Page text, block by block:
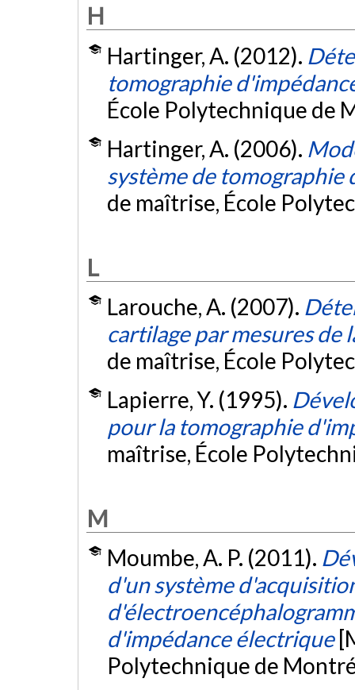
H
Hartinger, A. (2012).
tomographie
École Polytechnique de
Hartinger, A. (2006).
système de
de maîtrise, École
L
Larouche, A. (2007).
cartilage par mesures
de maîtrise, École
Lapierre, Y. (1995).
pour la tomographie
maîtrise, École
M
Moumbe, A. P. (2011).
d'un système
d'impédance électrique
Polytechnique de